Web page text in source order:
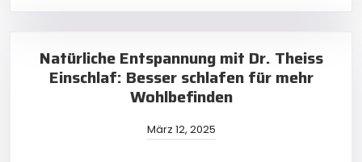
Natürliche Entspannung mit Dr. Theiss
Einschlaf: Besser schlafen für mehr
Wohlbefinden
März 12, 2025